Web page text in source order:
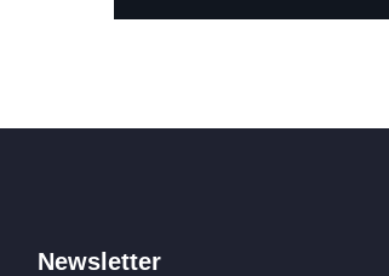
Newsletter